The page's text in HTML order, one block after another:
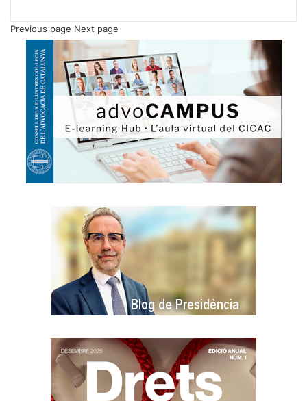
Previous page Next page